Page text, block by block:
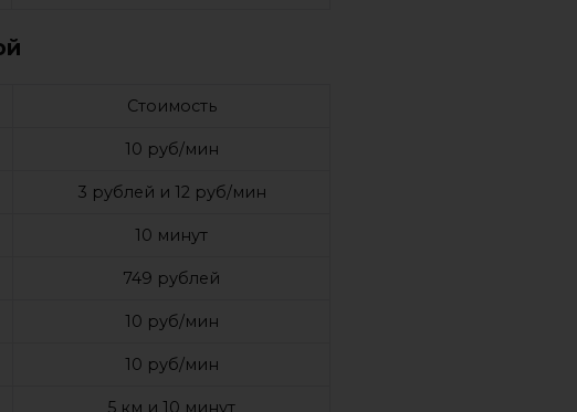
Стоимость
10 руб/мин
3 рублей и 12 руб/мин
10 минут
749 рублей
10 руб/мин
10 руб/мин
5 км и 10 минут